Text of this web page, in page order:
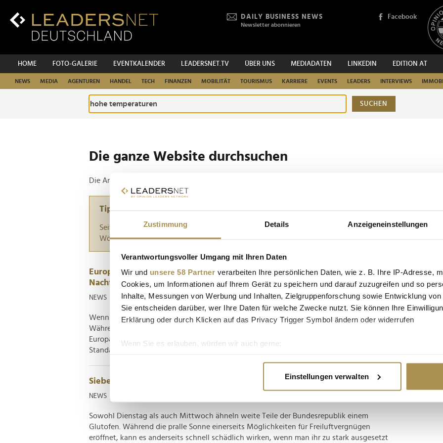
Zustimmung Details Anzeigeneinstellungen
Verantwortungsvoller Umgang mit Ihren Daten
Wir und unsere 58 Partner verarbeiten Ihre persönlichen Daten, wie z. B. Ihre IP-Adresse,
Cookies, um Informationen auf Ihrem Gerät zu speichern und darauf zuzugreifen und so
Inhalte, Messungen von Werbung und Inhalten, Zielgruppenforschung sowie Entwicklung
Sie entscheiden darüber, wer Ihre Daten für welche Zwecke nutzt. Sie können Ihre
Erklärung oder durch Klicken auf das Privacy Trigger Symbol ändern oder widerrufen
Wenn Sie es erlauben, würden wir auch gerne:
Erfahren Sie mehr darüber, wie Ihre persönlichen Daten verarbeitet werden, und legen Sie
Wir verwenden Cookies, um Inhalte und Anzeigen zu personalisieren, Funktionen für soziale
und die Zugriffe auf unsere Website zu analysieren. Außerdem geben wir Informationen zu
Einstellungen verwalten
Inhalt
DAILY BUSINESS NEWS
Newsletter abonnieren
Facebook
HOME FOTO-GALERIE EVENTKALENDER LEADERSNET.TV ÜBER UNS MEDIADATEN LINKEDIN EDITION AT
NEWS MEDIA AGENTUREN HANDEL TECH FINANZEN MOBILITÄT TOURISMUS KARRIERE EVENTS LEADERS INTERVIEWS
SUCHEN
Die ganze Website durchsuchen
Die Anfrage ergab 2 Treffer.
Tipp
Seiten suchen, die genau diese Wortgruppe enthalten: Setzen Sie die gesuchten
Wörter zwischen Anführungszeichen: zb "Vorname Nachname".
Europa gegen die Hitze: Zwischen Nachholbedarf und wachsender
Nachfrage
NEWS | 29.06.2026
Wenn in der westlichen Welt geschwitzt wird, prallen Gewohnheiten aufeinander:
Während man in den USA vielerorts auf chronische Klimatisierung schwört, setzt man in
Europa häufig noch auf Lüften und Geduld. In Erwartung anhaltender Hitze dürften sich
Standards jedoch verschieben. Was sagen die...
Sieben Tipps, um das Smartphone sicher durch den Sommer zu bringen
NEWS
Sowohl Dienstag als auch Mittwoch ähneln weite Teile der Bundesrepublik einem
Glutofen. Während die pralle Sonne einerseits Möglichkeiten für Freiluftvergnügen
eröffnet, kann es anderseits schnell schädlich wirken, wenn man ihr zu stark ausgesetzt